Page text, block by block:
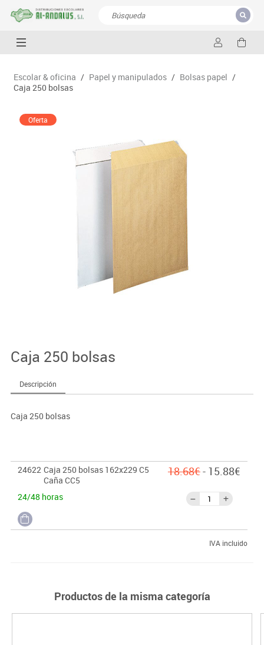
CERRAR
Escolar & oficina / Papel y manipulados / Bolsas papel /
Caja 250 bolsas
Oferta
Caja 250 bolsas
Descripción
Caja 250 bolsas
24622 Caja 250 bolsas 162x229 C5
Caña CC5
24/48 horas
18.68€- 15.88€
IVA incluido
Productos de la misma categoría